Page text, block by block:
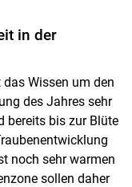
in der
Wissen um den
des Jahres sehr
bereits bis zur Blüte
noch sehr warmen
sollen daher